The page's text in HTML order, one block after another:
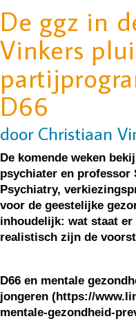
De ggz in
Vinkers
D66
door Christiaan
De komende weken
psychiater en professor
Psychiatry,
voor de geestelijke
inhoudelijk: wat staat
realistisch zijn de
D66 en mentale
jongeren (https://
mentale-gezondheid-